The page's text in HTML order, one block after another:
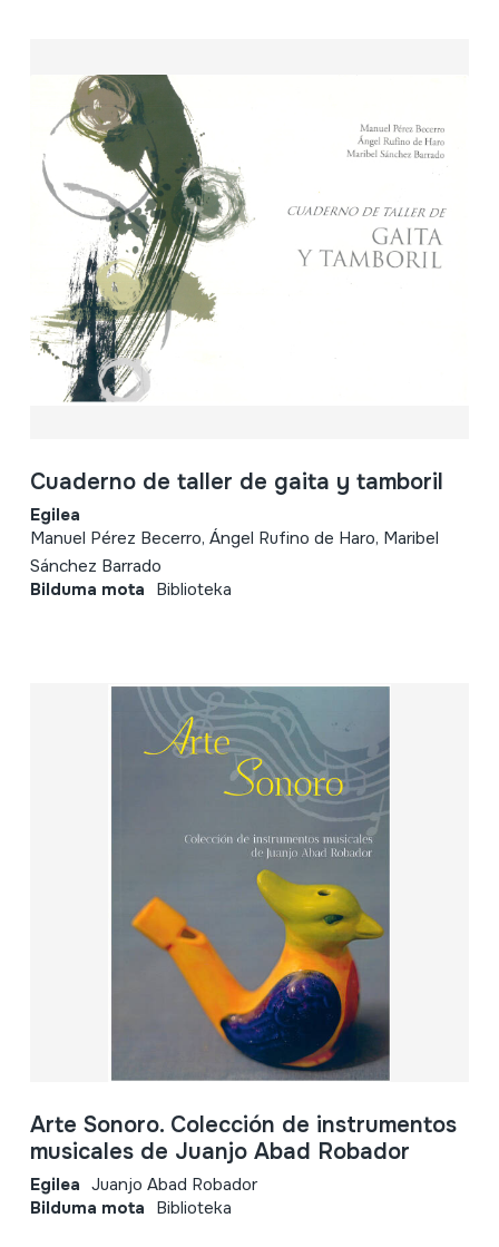
Cuaderno de taller de gaita y tamboril
Egilea
Manuel Pérez Becerro, Ángel Rufino de Haro, Maribel
Sánchez Barrado
Bilduma mota Biblioteka
Arte Sonoro. Colección de instrumentos
musicales de Juanjo Abad Robador
Egilea Juanjo Abad Robador
Bilduma mota Biblioteka